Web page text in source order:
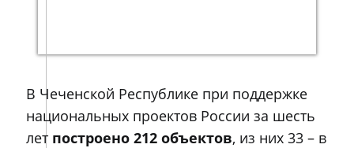
В Чеченской Республике при поддержке
национальных проектов России за шесть
лет построено 212 объектов, из них 33 – в